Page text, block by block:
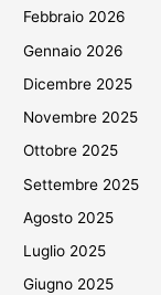
Febbraio 2026
Gennaio 2026
Dicembre 2025
Novembre 2025
Ottobre 2025
Settembre 2025
Agosto 2025
Luglio 2025
Giugno 2025